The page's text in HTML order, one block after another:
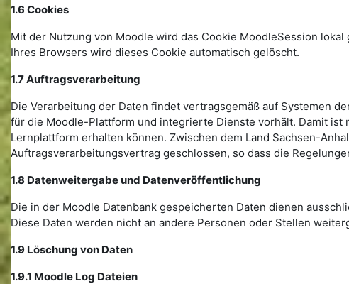
1.6 Cookies
Mit der Nutzung von Moodle wird das Cookie MoodleSession
Ihres Browsers wird dieses Cookie automatisch gelöscht.
1.7 Auftragsverarbeitung
Die Verarbeitung der Daten findet vertragsgemäß auf Systemen
für die Moodle-Plattform und integrierte Dienste vorhält. Damit
Lernplattform erhalten können. Zwischen dem Land Sachsen-
Auftragsverarbeitungsvertrag geschlossen, so dass die
1.8 Datenweitergabe und Datenveröffentlichung
Die in der Moodle Datenbank gespeicherten Daten dienen
Diese Daten werden nicht an andere Personen oder Stellen
1.9 Löschung von Daten
1.9.1 Moodle Log Dateien